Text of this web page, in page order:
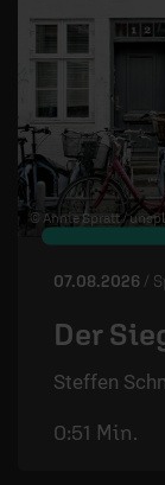
© Annie Spratt /
07.08.2026 /
Der
Steffen
0:51 Min.